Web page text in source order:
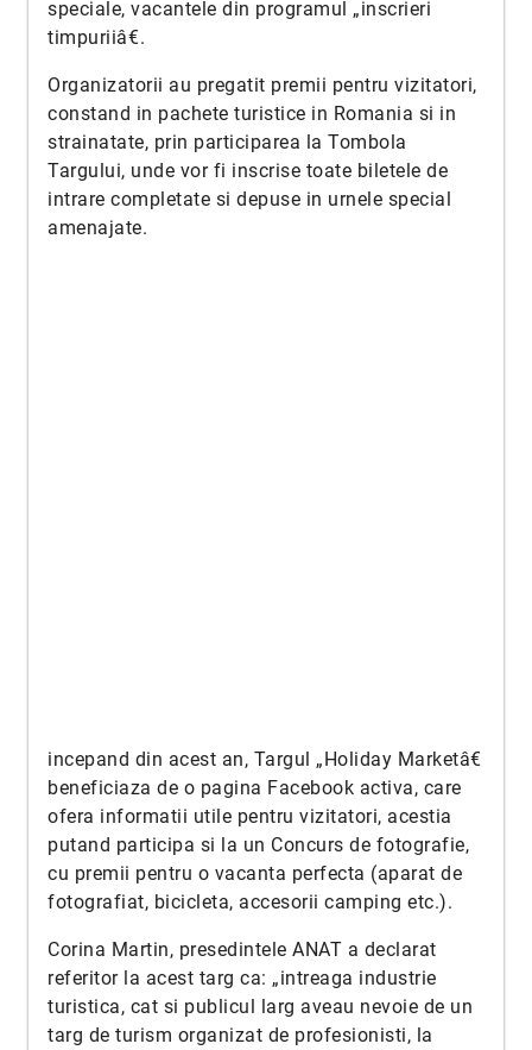
speciale, vacantele din programul „inscrieri
timpuriiâ€.
Organizatorii au pregatit premii pentru vizitatori,
constand in pachete turistice in Romania si in
strainatate, prin participarea la Tombola
Targului, unde vor fi inscrise toate biletele de
intrare completate si depuse in urnele special
amenajate.
incepand din acest an, Targul „Holiday Marketâ€
beneficiaza de o pagina Facebook activa, care
ofera informatii utile pentru vizitatori, acestia
putand participa si la un Concurs de fotografie,
cu premii pentru o vacanta perfecta (aparat de
fotografiat, bicicleta, accesorii camping etc.).
Corina Martin, presedintele ANAT a declarat
referitor la acest targ ca: „intreaga industrie
turistica, cat si publicul larg aveau nevoie de un
targ de turism organizat de profesionisti, la